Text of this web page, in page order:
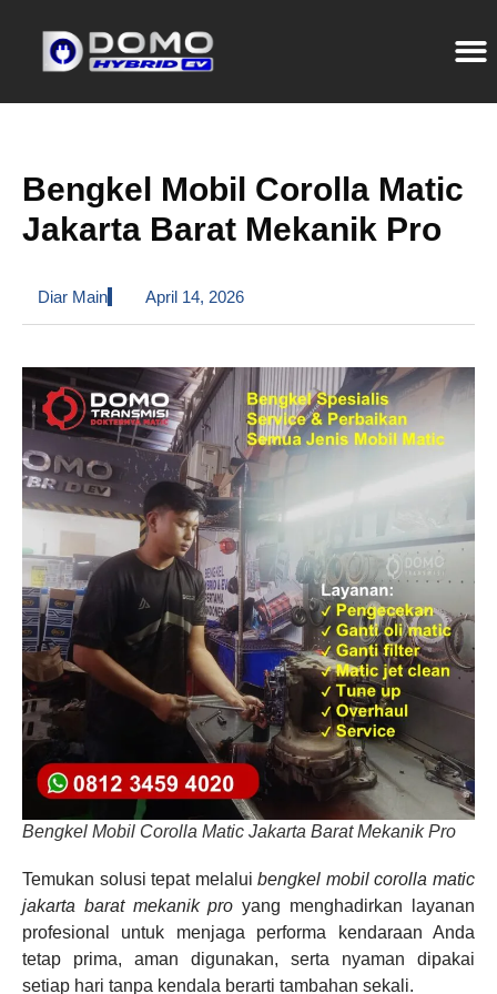
Bengkel Mobil Corolla Matic
Jakarta Barat Mekanik Pro
Diar Main April 14, 2026
Bengkel Mobil Corolla Matic Jakarta Barat Mekanik Pro
Temukan solusi tepat melaluibengkel mobil corolla matic
jakarta barat mekanik pro yang menghadirkan layanan
profesional untuk menjaga performa kendaraan Anda
tetap prima, aman digunakan, serta nyaman dipakai
setiap hari tanpa kendala berarti tambahan sekali.